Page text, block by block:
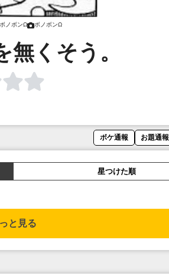
ボノボンΩ ボノボンΩ
くそう。
ボケ通報 お題通報
星つけた順
と見る